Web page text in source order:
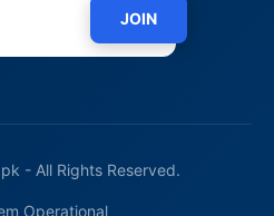
JOIN
- All Rights Reserved.
Operational